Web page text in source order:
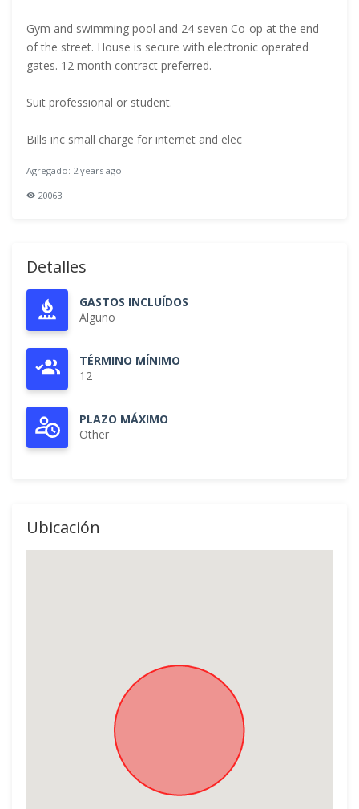
Gym and swimming pool and 24 seven Co-op at the end
of the street. House is secure with electronic operated
gates. 12 month contract preferred.
Suit professional or student.
Bills inc small charge for internet and elec
Agregado: 2 years ago
20063
Detalles
GASTOS INCLUÍDOS
Alguno
TÉRMINO MÍNIMO
12
PLAZO MÁXIMO
Other
Ubicación